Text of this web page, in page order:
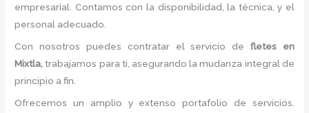
empresarial. Contamos con la disponibilidad, la técnica, y el
personal adecuado.
Con nosotros puedes contratar el servicio defletes en
Mixtla, trabajamos para ti, asegurando la mudanza integral de
principio a fin.
Ofrecemos un amplio y extenso portafolio de servicios.